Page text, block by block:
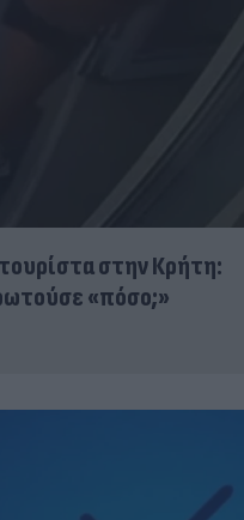
στην Κρήτη:
«πόσο;»